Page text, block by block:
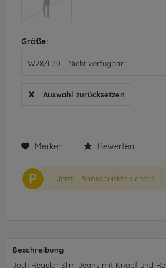
Größe:
Auswahl zurücksetzen
Merken Bewerten
P Jetzt Bonuspunkte sichern
Beschreibung
Josh Regular Slim Jeans mit Knopf und